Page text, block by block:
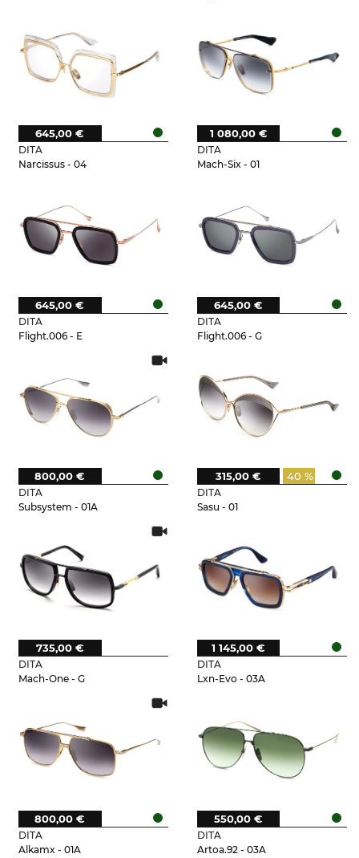
DITA
Narcissus - 04
645,00 €
DITA
Mach-Six - 01
1 080,00 €
DITA
Flight.006 - E
645,00 €
DITA
Flight.006 - G
645,00 €
DITA
Subsystem - 01A
800,00 €
DITA
Sasu - 01
40 %
315,00 €
DITA
Mach-One - G
735,00 €
DITA
Lxn-Evo - 03A
1 145,00 €
DITA
Alkamx - 01A
800,00 €
DITA
Artoa.92 - 03A
550,00 €